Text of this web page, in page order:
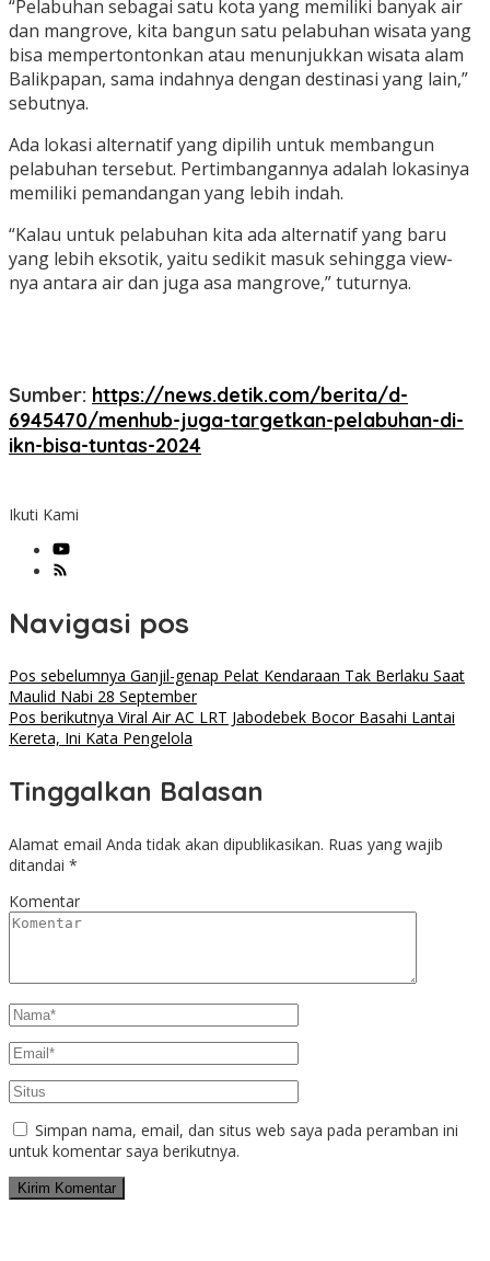
“Pelabuhan sebagai satu kota yang memiliki banyak air
dan mangrove, kita bangun satu pelabuhan wisata yang
bisa mempertontonkan atau menunjukkan wisata alam
Balikpapan, sama indahnya dengan destinasi yang lain,”
sebutnya.
Ada lokasi alternatif yang dipilih untuk membangun
pelabuhan tersebut. Pertimbangannya adalah lokasinya
memiliki pemandangan yang lebih indah.
“Kalau untuk pelabuhan kita ada alternatif yang baru
yang lebih eksotik, yaitu sedikit masuk sehingga view-
nya antara air dan juga asa mangrove,” tuturnya.
Sumber: https://news.detik.com/berita/d-
6945470/menhub-juga-targetkan-pelabuhan-di-
ikn-bisa-tuntas-2024
Ikuti Kami
Navigasi pos
Pos sebelumnya Ganjil-genap Pelat Kendaraan Tak Berlaku Saat
Maulid Nabi 28 September
Pos berikutnya Viral Air AC LRT Jabodebek Bocor Basahi Lantai
Kereta, Ini Kata Pengelola
Tinggalkan Balasan
Alamat email Anda tidak akan dipublikasikan. Ruas yang wajib
ditandai *
Komentar
Simpan nama, email, dan situs web saya pada peramban ini
untuk komentar saya berikutnya.